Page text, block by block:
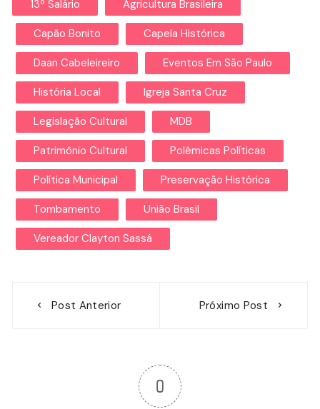
13º Salário Agricultura Brasileira
Capão Bonito Capela Histórica
Daan Cabeleireiro Eventos Em São Paulo
História Local Igreja Santa Cruz
Legislação Cultural MDB
Patrimônio Cultural Polêmicas Políticas
Política Municipal Preservação Histórica
Tombamento União Brasil
Vereador Clayton Sassá
Post Anterior Próximo Post
0